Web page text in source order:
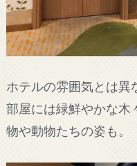
ホテルの雰囲気とは異
部屋には緑鮮やかな木
物や動物たちの姿も。